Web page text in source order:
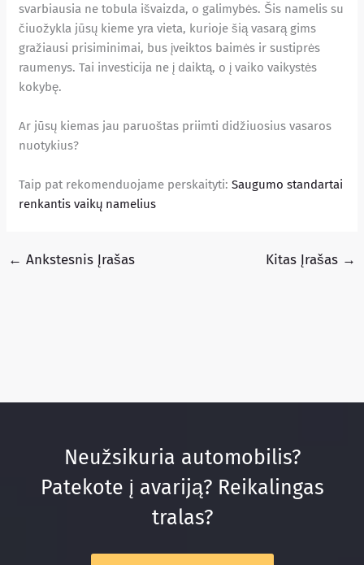
svarbiausia ne tobula išvaizda, o galimybės. Šis namelis su
čiuožykla jūsų kieme yra vieta, kurioje šią vasarą gims
gražiausi prisiminimai, bus įveiktos baimės ir sustiprės
raumenys. Tai investicija ne į daiktą, o į vaiko vaikystės
kokybę.
Ar jūsų kiemas jau paruoštas priimti didžiuosius vasaros
nuotykius?
Taip pat rekomenduojame perskaityti:Saugumo standartai
renkantis vaikų namelius
← Ankstesnis Įrašas Kitas Įrašas →
Neužsikuria automobilis?
Patekote į avariją? Reikalingas
tralas?